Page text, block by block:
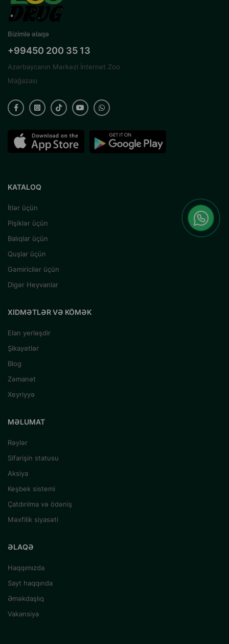
Təhlükəsiz materiallar və etibarlı hava dövranı sistemi
Bizimlə əlaqə
+99450 200 35 13
Azərbaycanın Mərkəzi İnternet Zoo
Mağazası
KATALOQ
İtlər üçün
Pişiklər üçün
Balıqlar üçün
Quşlar üçün
Gəmiricilər üçün
Digər Heyvanlar
XIDMƏTLƏR VƏ KÖMƏK
Elan yerləşdir
Şikayətlər
Blog
Zəmanət
Xeyriyyə
MƏLUMAT
Rəylər
Sifarişin statusu
Aksiya
Keşbek sistemi
Çatdırılma və ödəniş
Məxfilik siyasəti
ƏLAQƏ
Haqqımızda
Sayt haqqında
Əməkdaşlıq
Vakansiya